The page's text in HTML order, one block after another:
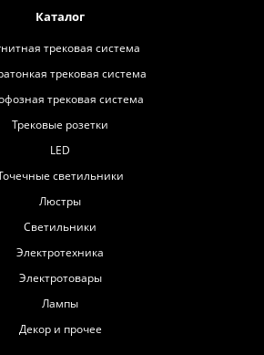
Каталог
трековая система
трековая система
трековая система
Трековые розетки
LED
светильники
Люстры
Светильники
Электротехника
Электротовары
Лампы
Декор и прочее